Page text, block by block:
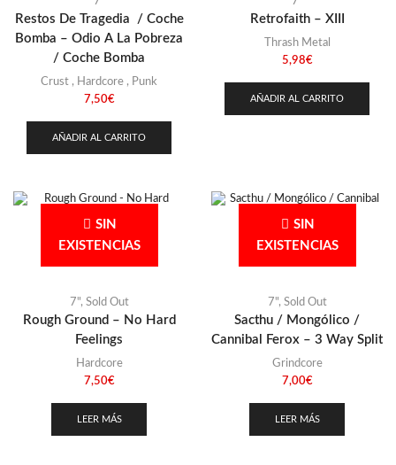
Restos De Tragedia / Coche
Bomba – Odio A La Pobreza
/ Coche Bomba
Crust , Hardcore , Punk
7,50€
AÑADIR AL CARRITO
Retrofaith – XIII
Thrash Metal
5,98€
AÑADIR AL CARRITO
SIN
EXISTENCIAS
7", Sold Out
Rough Ground – No Hard
Feelings
Hardcore
7,50€
LEER MÁS
SIN
EXISTENCIAS
7", Sold Out
Sacthu / Mongólico /
Cannibal Ferox – 3 Way Split
Grindcore
7,00€
LEER MÁS